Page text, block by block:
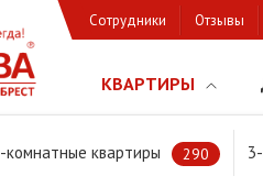
Сотрудники Отзывы
КВАРТИРЫ
комнатные квартиры 290
Продажа однокомнатной квартиры в